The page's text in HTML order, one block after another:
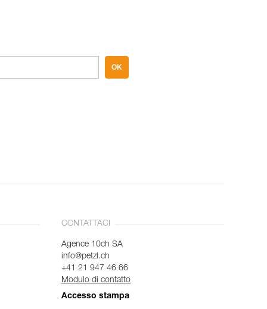
OK
CONTATTACI
Agence 10ch SA
info@petzl.ch
+41 21 947 46 66
Modulo di contatto
Accesso stampa